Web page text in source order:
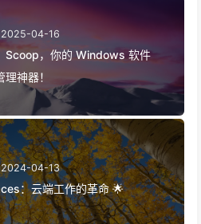
2025-04-16
Scoop，你的 Windows 软件
理神器！
04-13
：云端工作的革命 🌟